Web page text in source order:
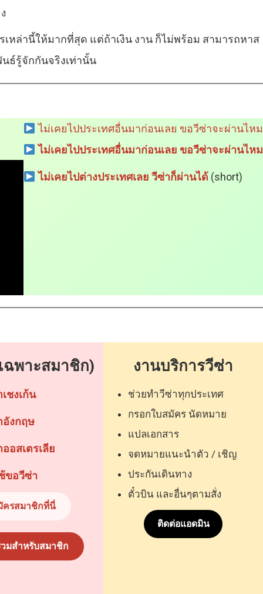
เหล่านี้ให้มากที่สุด แต่ถ้าเงิน งาน ก็ไม่พร้อม สามารถหาส
ธ์รู้จักกันจริงเท่านั้น
ไม่เคยไปประเทศอื่นมาก่อนเลย ขอวีซ่าจะผ่านไหม
ไม่เคยไปประเทศอื่นมาก่อนเลย ขอวีซ่าจะผ่านไหม
ไม่เคยไปต่างประเทศเลย วีซ่าก็ผ่านได้(short)
ฉพาะสมาชิก)
ชงเก้น
งกฤษ
อสเตรเลีย
ขอวีซ่า
ครสมาชิกที่นี่
มสำหรับสมาชิก
งานบริการวีซ่า
ช่วยทำวีซ่าทุกประเทศ
กรอกใบสมัคร นัดหมาย
แปลเอกสาร
จดหมายแนะนำตัว / เชิญ
ประกันเดินทาง
ตั๋วบิน และอื่นๆตามสั่ง
ติดต่อแอดมิน